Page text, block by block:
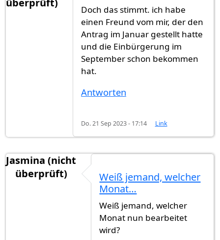
überprüft)
Doch das stimmt. ich habe
einen Freund vom mir, der den
Antrag im Januar gestellt hatte
und die Einbürgerung im
September schon bekommen
hat.
Antworten
Do. 21 Sep 2023 - 17:14 Link
Jasmina (nicht
überprüft)
Weiß jemand, welcher
Monat…
Weiß jemand, welcher
Monat nun bearbeitet
wird?